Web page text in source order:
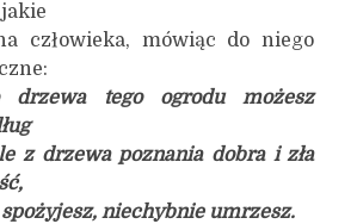
człowieka, mówiąc do niego
drzewa tego ogrodu możesz
z drzewa poznania dobra i zła
niechybnie umrzesz.